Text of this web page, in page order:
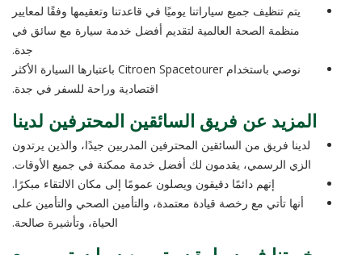
يتم تنظيف جميع سياراتنا يوميًا في قاعدتنا وتعقيمها وفقًا لمعايير
منظمة الصحة العالمية لتقديم أفضل خدمة سيارة مع سائق في
جدة.
نوصي باستخدام Citroen Spacetourer باعتبارها السيارة الأكثر
اقتصادية وراحة للسفر في جدة.
المزيد عن فريق السائقين المحترفين لدينا
لدينا فريق من السائقين المحترفين المدربين جيدًا، والذين يرتدون
الزي الرسمي، يقدمون لك أفضل خدمة ممكنة في جميع الأوقات.
إنهم دائمًا دقيقون ويصلون عمومًا إلى مكان الالتقاء مبكرًا.
أنها تأتي مع رخصة قيادة معتمدة، والتأمين الصحي والتأمين على
الحياة، وتأشيرة صالحة.